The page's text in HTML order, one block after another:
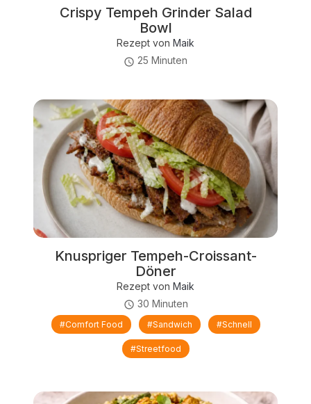
Crispy Tempeh Grinder Salad
Bowl
Rezept von Maik
25 Minuten
Knuspriger Tempeh-Croissant-
Döner
Rezept von Maik
30 Minuten
#comfort Food #Sandwich #schnell
#Streetfood